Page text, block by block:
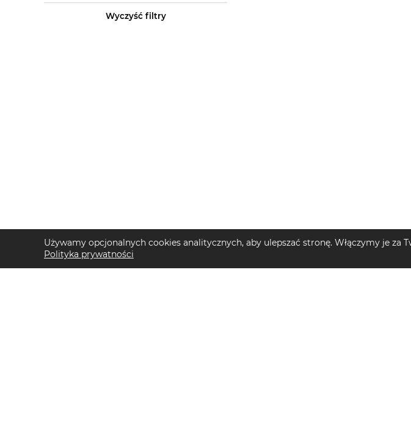
Wyczyść filtry
Używamy opcjonalnych cookies analitycznych, aby ulepszać stronę. Włączymy je za
Polityka prywatności